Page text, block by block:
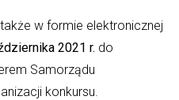
w formie elektronicznej
2021 r. do
Samorządu
konkursu.